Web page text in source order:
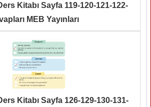
Kitabı Sayfa 119-120-121-122-
MEB Yayınları
Kitabı Sayfa 126-129-130-131-